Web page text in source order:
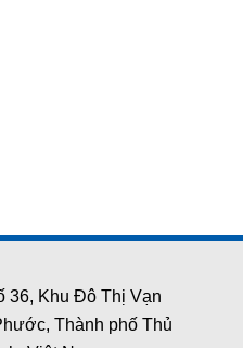
36, Khu Đô Thị Vạn
Thành phố Thủ